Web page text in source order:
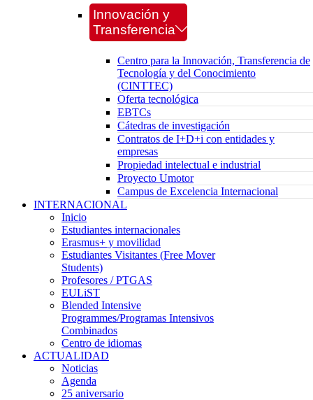
Innovación y
Transferencia
Centro para la Innovación, Transferencia de
Tecnología y del Conocimiento
(CINTTEC)
Oferta tecnológica
EBTCs
Cátedras de investigación
Contratos de I+D+i con entidades y
empresas
Propiedad intelectual e industrial
Proyecto Umotor
Campus de Excelencia Internacional
INTERNACIONAL
Inicio
Estudiantes internacionales
Erasmus+ y movilidad
Estudiantes Visitantes (Free Mover
Students)
Profesores / PTGAS
EULiST
Blended Intensive
Programmes/Programas Intensivos
Combinados
Centro de idiomas
ACTUALIDAD
Noticias
Agenda
25 aniversario